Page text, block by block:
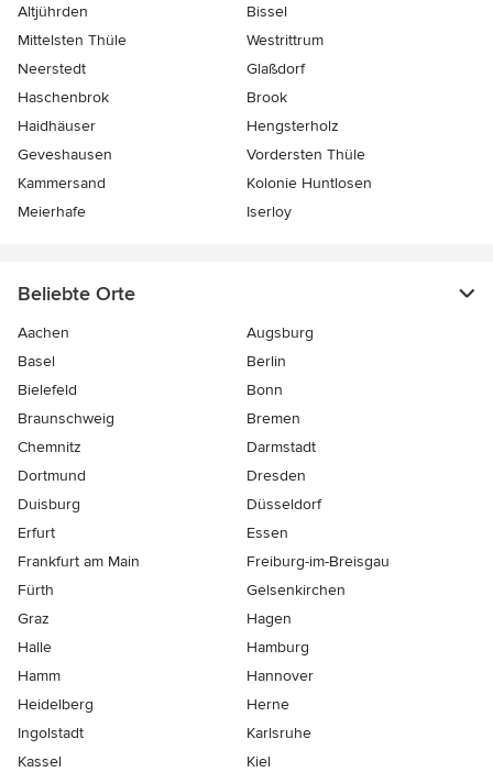
Altjührden
Bissel
Mittelsten Thüle
Westrittrum
Neerstedt
Glaßdorf
Haschenbrok
Brook
Haidhäuser
Hengsterholz
Geveshausen
Vordersten Thüle
Kammersand
Kolonie Huntlosen
Meierhafe
Iserloy
Beliebte Orte
Aachen
Augsburg
Basel
Berlin
Bielefeld
Bonn
Braunschweig
Bremen
Chemnitz
Darmstadt
Dortmund
Dresden
Duisburg
Düsseldorf
Erfurt
Essen
Frankfurt am Main
Freiburg-im-Breisgau
Fürth
Gelsenkirchen
Graz
Hagen
Halle
Hamburg
Hamm
Hannover
Heidelberg
Herne
Ingolstadt
Karlsruhe
Kassel
Kiel